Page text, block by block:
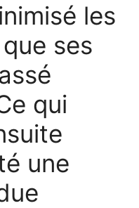
les
ses
qui
une